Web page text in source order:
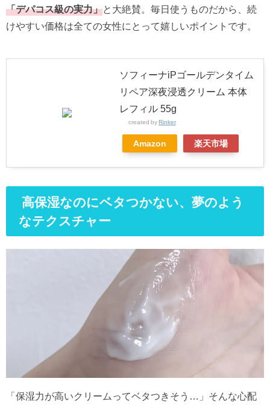
「デパコス級の実力」と大絶賛。毎日使うものだから、 続
けやすい価格は全ての女性にとって嬉しいポイント です。
ソフィーナiPゴールデンタイム
リペア深夜浸透クリーム 本体
レフィル 55g
created by Rinker
Amazon 楽天市場
高保湿なのにベタつかない、夢のよう
なテクスチャー
「保湿力が高いクリームってベタつきそう…」そんな心配